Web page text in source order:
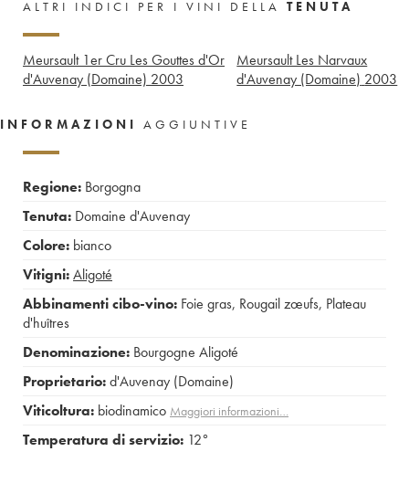
ALTRI INDICI PER I VINI DELLA TENUTA
Meursault 1er Cru Les Gouttes d'Or
d'Auvenay (Domaine) 2003
Meursault Les Narvaux
d'Auvenay (Domaine) 2003
INFORMAZIONI AGGIUNTIVE
Regione: Borgogna
Tenuta: Domaine d'Auvenay
Colore: bianco
Vitigni:Aligoté
Abbinamenti cibo-vino: Foie gras, Rougail zœufs, Plateau
d'huîtres
Denominazione: Bourgogne Aligoté
Proprietario:d'Auvenay (Domaine)
Viticoltura: biodinamico Maggiori informazioni…
Temperatura di servizio: 12°